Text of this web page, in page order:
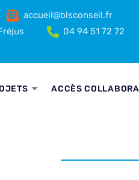
accueil@blsconseil.fr
04 94 51 72 72
ACCÈS